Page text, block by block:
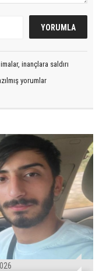
inançlara saldırı
yorumlar